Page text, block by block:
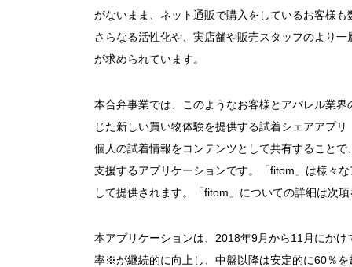
がないまま、ネット通販で購入をしているお客様
さらなる活性化や、実店舗や販売スタッフのより
が求められています。
本合弁事業では、このようなお客様とアパレル業
じた新しい買い物体験を提供する試着シェアアプ
個人の試着情報をコンテンツとして共有すること
支援するアプリケーションです。「fitom」は様々
して提供されます。「fitom」についての詳細は次
本アプリケーションは、2018年9月から11月にか
率※が継続的に向上し、中盤以降は安定的に60％